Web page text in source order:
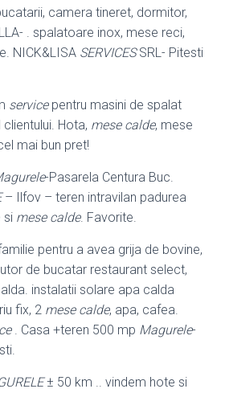
camera tineret, dormitor,
. spalatoare inox, mese reci,
NICK&LISA SERVICESSRL- Pitesti
servicepentru masini de spalat
Hota, mese calde, mese
mai bun pret!
-Pasarela Centura Buc.
– Ilfov – teren intravilan padurea
si mese calde. Favorite.
pentru a avea grija de bovine,
de bucatar restaurant select,
instalatii solare apa calda
fix, 2 mese calde, apa, cafea.
. Casa +teren 500 mp Magurele-
± 50 km .. vindem hote si